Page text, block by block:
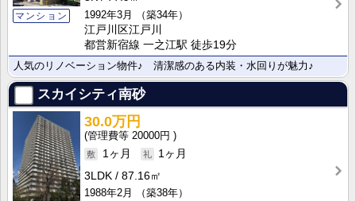
マンション
1992年3月
（築34年）
江戸川区江戸川
都営新宿線 一之江駅 徒歩19分
人気のリノベーション物件♪ 清潔感のある内装・水回りが魅力♪
スカイシティ南砂
30.0万円
20000円
1ヶ月
1ヶ月
3LDK
87.16㎡
1988年2月
（築38年）